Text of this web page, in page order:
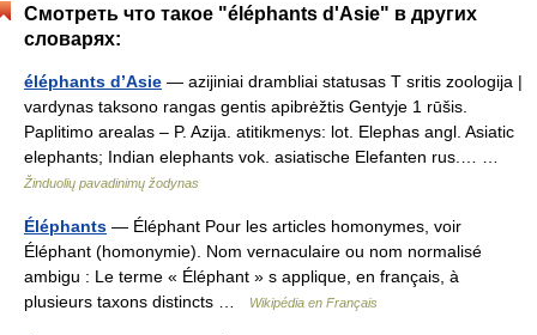
Смотреть что такое "éléphants d'Asie" в других
словарях:
éléphants d’Asie — azijiniai drambliai statusas T sritis zoologija |
vardynas taksono rangas gentis apibrėžtis Gentyje 1 rūšis.
Paplitimo arealas – P. Azija. atitikmenys: lot. Elephas angl. Asiatic
elephants; Indian elephants vok. asiatische Elefanten rus.… …
Žinduolių pavadinimų žodynas
Éléphants — Éléphant Pour les articles homonymes, voir
Éléphant (homonymie). Nom vernaculaire ou nom normalisé
ambigu : Le terme « Éléphant » s applique, en français, à
plusieurs taxons distincts …
Wikipédia en Français